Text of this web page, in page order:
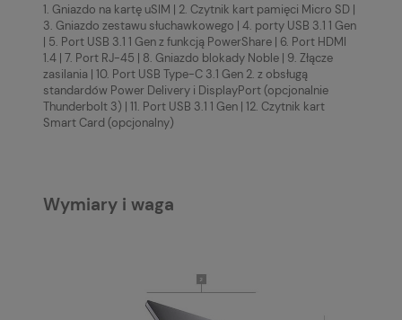
1. Gniazdo na kartę uSIM | 2. Czytnik kart pamięci Micro SD |
3. Gniazdo zestawu słuchawkowego | 4. porty USB 3.1 1 Gen
| 5. Port USB 3.1 1 Gen z funkcją PowerShare | 6. Port HDMI
1.4 | 7. Port RJ-45 | 8. Gniazdo blokady Noble | 9. Złącze
zasilania | 10. Port USB Type-C 3.1 Gen 2. z obsługą
standardów Power Delivery i DisplayPort (opcjonalnie
Thunderbolt 3) | 11. Port USB 3.1 1 Gen | 12. Czytnik kart
Smart Card (opcjonalny)
Wymiary i waga